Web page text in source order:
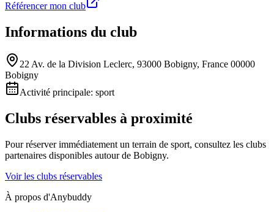
Référencer mon club
Informations du club
22 Av. de la Division Leclerc, 93000 Bobigny, France 00000
Bobigny
Activité principale: sport
Clubs réservables à proximité
Pour réserver immédiatement un terrain de sport, consultez les clubs
partenaires disponibles autour de Bobigny.
Voir les clubs réservables
À propos d'Anybuddy